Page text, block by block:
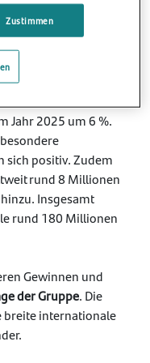
Finanzwelt in
Vier
2025 stehen dabei
Jahr 2025 um 6 %.
sich positiv. Zudem
rund 8 Millionen
Insgesamt
rund 180 Millionen
Gewinnen und
der Gruppe. Die
breite internationale
Zustimmen